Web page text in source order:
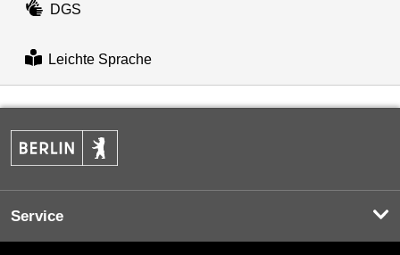
DGS
Leichte Sprache
Service